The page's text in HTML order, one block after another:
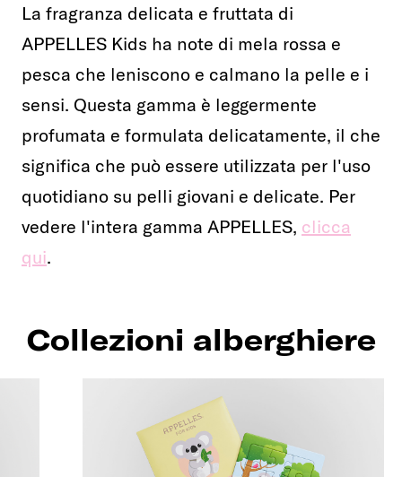
La fragranza delicata e fruttata di
APPELLES Kids ha note di mela rossa e
pesca che leniscono e calmano la pelle e i
sensi. Questa gamma è leggermente
profumata e formulata delicatamente, il che
significa che può essere utilizzata per l'uso
quotidiano su pelli giovani e delicate. Per
vedere l'intera gamma APPELLES, clicca
qui.
Collezioni alberghiere